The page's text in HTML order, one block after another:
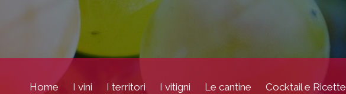
Home I vini I territori I vitigni Le cantine Cocktail e Ricette